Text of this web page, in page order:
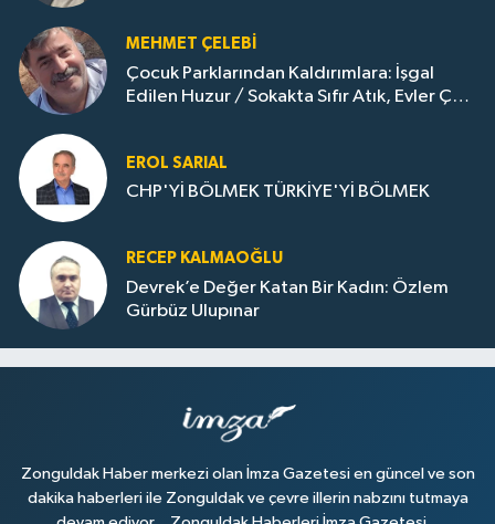
MEHMET ÇELEBI
Çocuk Parklarından Kaldırımlara: İşgal
Edilen Huzur / Sokakta Sıfır Atık, Evler Çöp
EROL SARIAL
CHP'Yİ BÖLMEK TÜRKİYE'Yİ BÖLMEK
RECEP KALMAOĞLU
Devrek’e Değer Katan Bir Kadın: Özlem
Gürbüz Ulupınar
Zonguldak Haber merkezi olan İmza Gazetesi en güncel ve son
dakika haberleri ile Zonguldak ve çevre illerin nabzını tutmaya